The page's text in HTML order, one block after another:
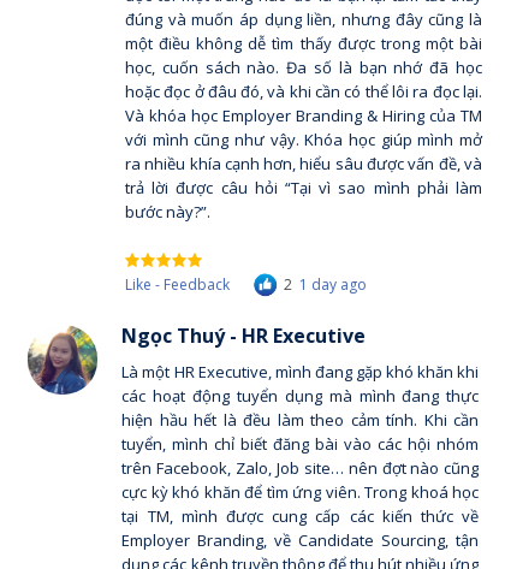
đúng và muốn áp dụng liền, nhưng đây cũng là
một điều không dễ tìm thấy được trong một bài
học, cuốn sách nào. Đa số là bạn nhớ đã học
hoặc đọc ở đâu đó, và khi cần có thể lôi ra đọc lại.
Và khóa học Employer Branding & Hiring của TM
với mình cũng như vậy. Khóa học giúp mình mở
ra nhiều khía cạnh hơn, hiểu sâu được vấn đề, và
trả lời được câu hỏi “Tại vì sao mình phải làm
bước này?”.
Like - Feedback 2 1 day ago
Là một HR Executive, mình đang gặp khó khăn khi
các hoạt động tuyển dụng mà mình đang thực
hiện hầu hết là đều làm theo cảm tính. Khi cần
tuyển, mình chỉ biết đăng bài vào các hội nhóm
trên Facebook, Zalo, Job site… nên đợt nào cũng
cực kỳ khó khăn để tìm ứng viên. Trong khoá học
tại TM, mình được cung cấp các kiến thức về
Employer Branding, về Candidate Sourcing, tận
dụng các kênh truyền thông để thu hút nhiều ứng
Ngọc Thuý - HR Executive